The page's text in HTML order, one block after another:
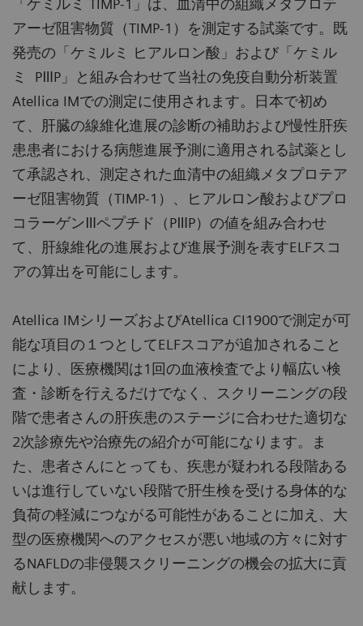
「ケミルミ TIMP-1」は、血清中の組織メタプロテ
アーゼ阻害物質（TIMP-1）を測定する試薬です。既
発売の「ケミルミ ヒアルロン酸」および「ケミル
ミ PⅢP」と組み合わせて当社の免疫自動分析装置
Atellica IMでの測定に使用されます。日本で初め
て、肝臓の線維化進展の診断の補助および慢性肝疾
患患者における病態進展予測に適用される試薬とし
て承認され、測定された血清中の組織メタプロテア
ーゼ阻害物質（TIMP-1）、ヒアルロン酸およびプロ
コラーゲンⅢペプチド（PⅢP）の値を組み合わせ
て、肝線維化の進展および進展予測を表すELFスコ
アの算出を可能にします。
Atellica IMシリーズおよびAtellica CI1900で測定が可
能な項目の１つとしてELFスコアが追加されること
により、医療機関は1回の血液検査でより幅広い検
査・診断を行えるだけでなく、スクリーニングの段
階で患者さんの肝疾患のステージに合わせた適切な
2次診療先や治療先の紹介が可能になります。ま
た、患者さんにとっても、疾患が疑われる段階ある
いは進行していない段階で肝生検を受ける身体的な
負荷の軽減につながる可能性があることに加え、大
型の医療機関へのアクセスが悪い地域の方々に対す
るNAFLDの非侵襲スクリーニングの機会の拡大に貢
献します。